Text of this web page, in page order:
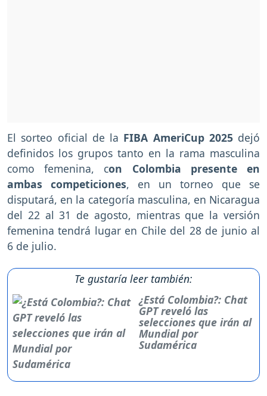
El sorteo oficial de la FIBA AmeriCup 2025dejó
definidos los grupos tanto en la rama masculina
como femenina, con Colombia presente en
ambas competiciones, en un torneo que se
disputará, en la categoría masculina, en Nicaragua
del 22 al 31 de agosto, mientras que la versión
femenina tendrá lugar en Chile del 28 de junio al
6 de julio.
Te gustaría leer también:
¿Está Colombia?: Chat
GPT reveló las
selecciones que irán al
Mundial por
Sudamérica